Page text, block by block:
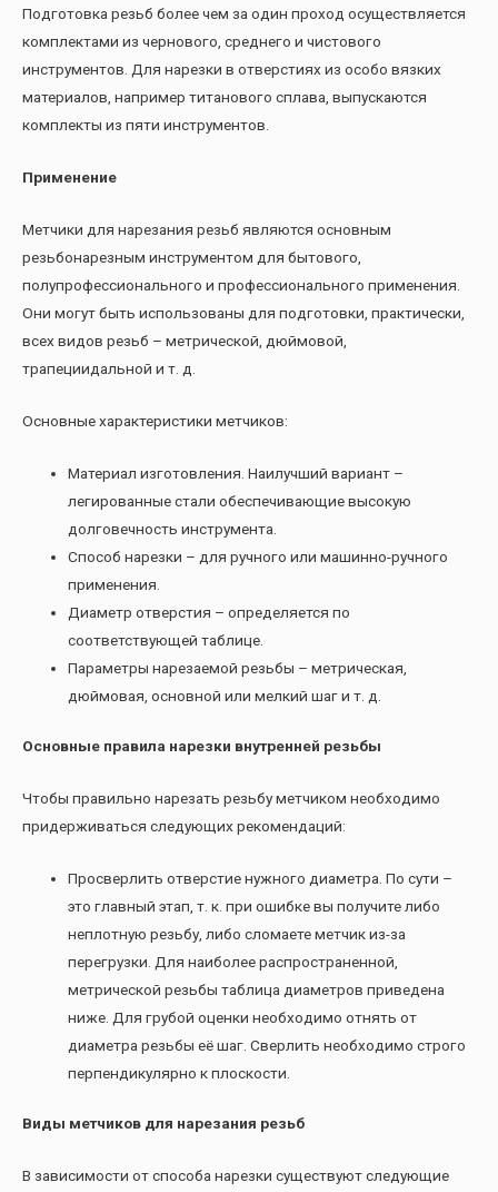
Подготовка резьб более чем за один проход осуществляется
комплектами из чернового, среднего и чистового
инструментов. Для нарезки в отверстиях из особо вязких
материалов, например титанового сплава, выпускаются
комплекты из пяти инструментов.
Применение
Метчики для нарезания резьб являются основным
резьбонарезным инструментом для бытового,
полупрофессионального и профессионального применения.
Они могут быть использованы для подготовки, практически,
всех видов резьб – метрической, дюймовой,
трапециидальной и т. д.
Основные характеристики метчиков:
Материал изготовления. Наилучший вариант –
легированные стали обеспечивающие высокую
долговечность инструмента.
Способ нарезки – для ручного или машинно-ручного
применения.
Диаметр отверстия – определяется по
соответствующей таблице.
Параметры нарезаемой резьбы – метрическая,
дюймовая, основной или мелкий шаг и т. д.
Основные правила нарезки внутренней резьбы
Чтобы правильно нарезать резьбу метчиком необходимо
придерживаться следующих рекомендаций:
Просверлить отверстие нужного диаметра. По сути –
это главный этап, т. к. при ошибке вы получите либо
неплотную резьбу, либо сломаете метчик из-за
перегрузки. Для наиболее распространенной,
метрической резьбы таблица диаметров приведена
ниже. Для грубой оценки необходимо отнять от
диаметра резьбы её шаг. Сверлить необходимо строго
перпендикулярно к плоскости.
Виды метчиков для нарезания резьб
В зависимости от способа нарезки существуют следующие